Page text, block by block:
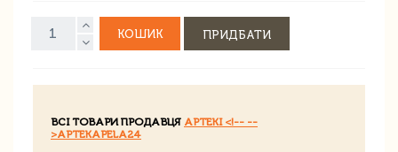
КОШИК ПРИДБАТИ
ВСІ ТОВАРИ ПРОДАВЦЯ APTEKI <!-- --
>APTEKAPELA24